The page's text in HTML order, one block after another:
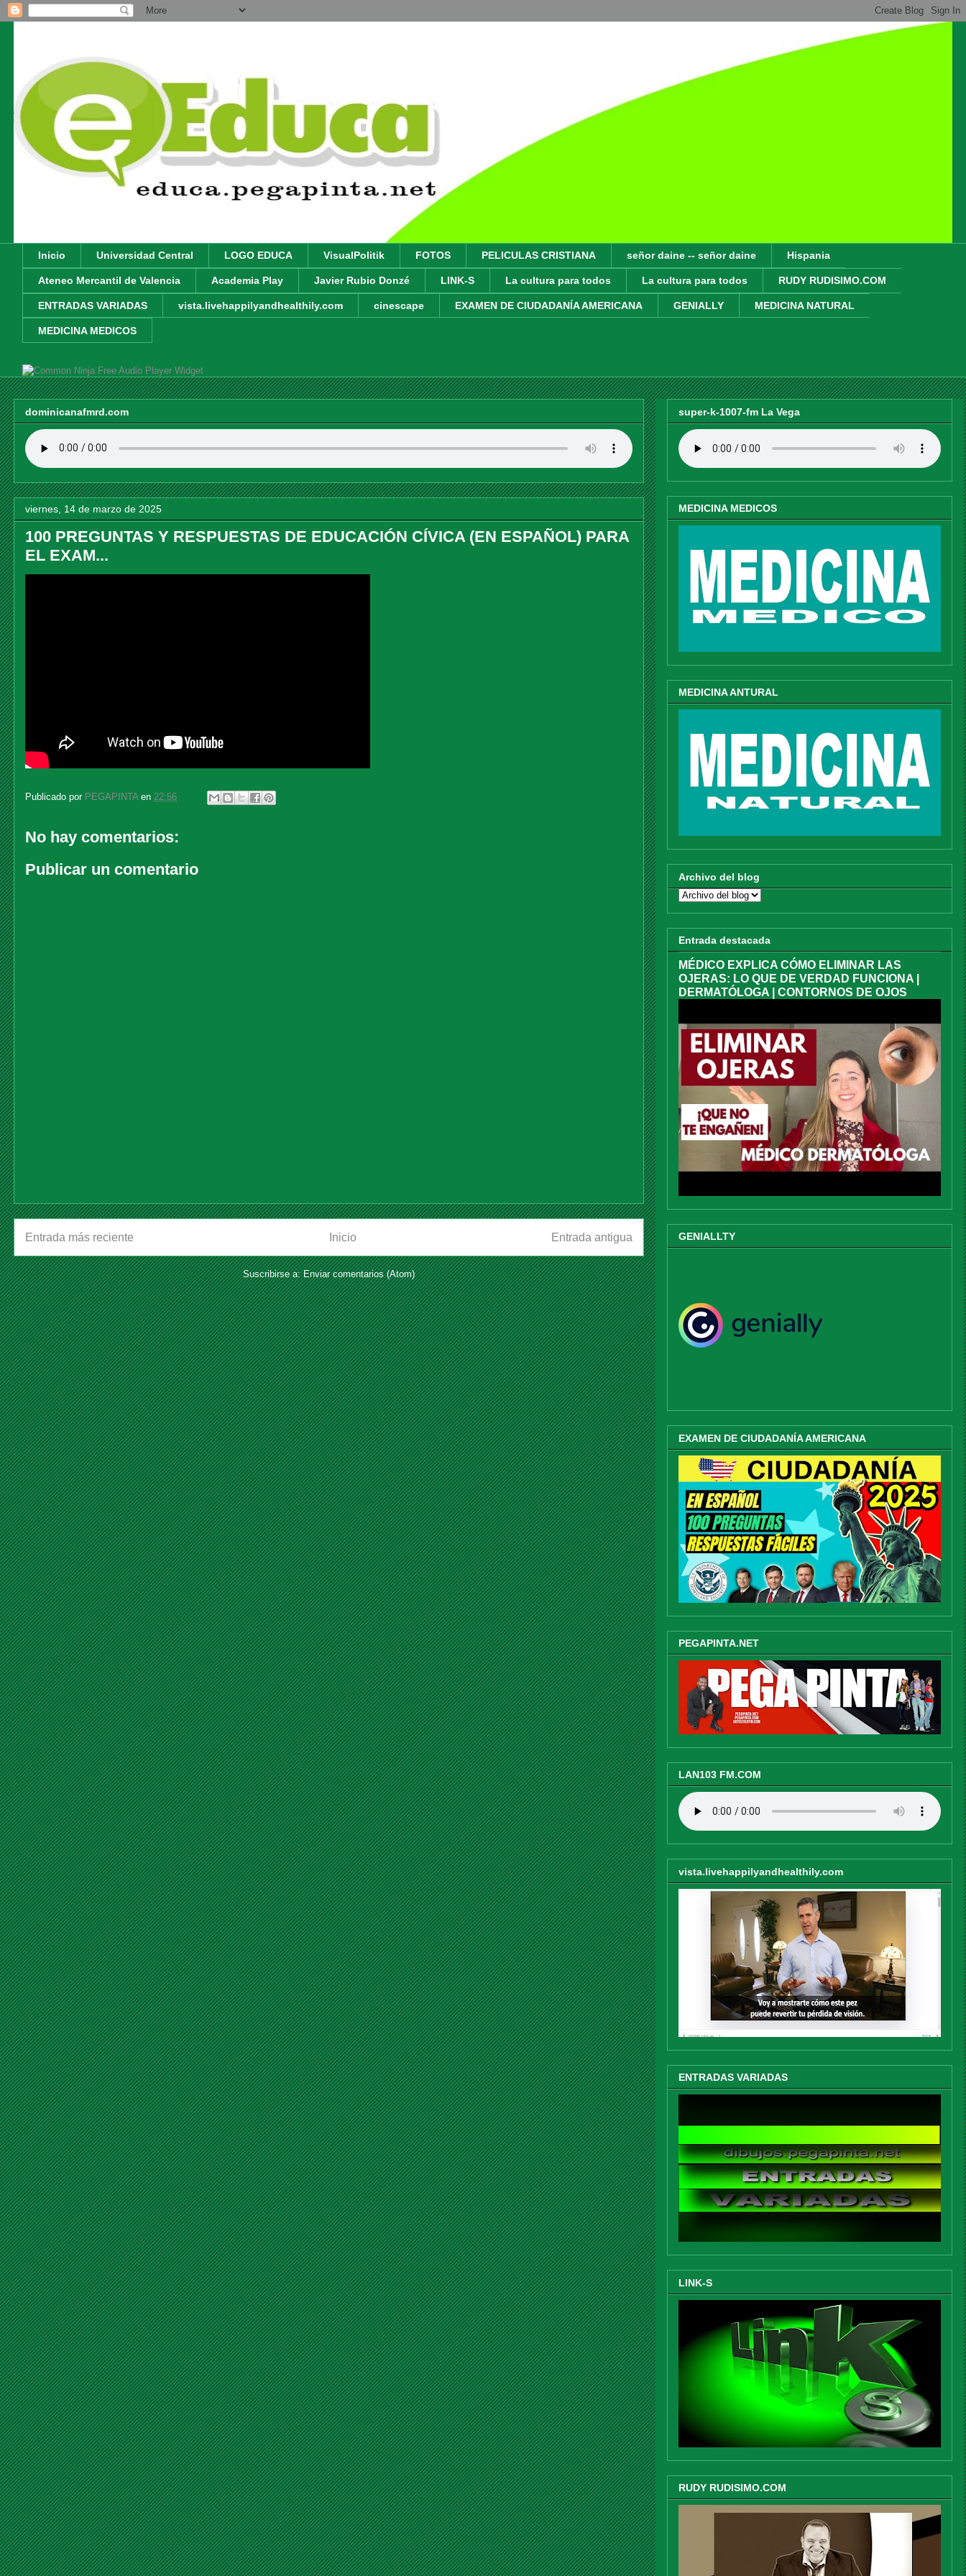
Inicio Universidad Central LOGO EDUCA VisualPolitik FOTOS PELICULAS CRISTIANA señor daine -- señor daine Hispania
Ateneo Mercantil de Valencia Academia Play Javier Rubio Donzé LINK-S La cultura para todos La cultura para todos RUDY RUDISIMO.COM
ENTRADAS VARIADAS vista.livehappilyandhealthily.com cinescape EXAMEN DE CIUDADANÍA AMERICANA GENIALLY MEDICINA NATURAL
MEDICINA MEDICOS
Free Audio Player Widget
dominicanafmrd.com
viernes, 14 de marzo de 2025
100 PREGUNTAS Y RESPUESTAS DE EDUCACIÓN CÍVICA (EN ESPAÑOL) PARA
EL EXAM...
Publicado por PEGAPINTA en 22:56
No hay comentarios:
Publicar un comentario
Entrada más reciente Entrada antigua
Inicio
Suscribirse a:Enviar comentarios (Atom)
super-k-1007-fm La Vega
MEDICINA MEDICOS
MEDICINA ANTURAL
Archivo del blog
Entrada destacada
MÉDICO EXPLICA CÓMO ELIMINAR LAS
OJERAS: LO QUE DE VERDAD FUNCIONA |
DERMATÓLOGA | CONTORNOS DE OJOS
GENIALLTY
EXAMEN DE CIUDADANÍA AMERICANA
PEGAPINTA.NET
LAN103 FM.COM
vista.livehappilyandhealthily.com
ENTRADAS VARIADAS
LINK-S
RUDY RUDISIMO.COM